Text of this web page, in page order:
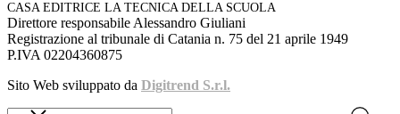
CASA EDITRICE LA TECNICA DELLA SCUOLA
Direttore responsabile Alessandro Giuliani
Registrazione al tribunale di Catania n. 75 del 21 aprile 1949
P.IVA 02204360875
Sito Web sviluppato da Digitrend S.r.l.